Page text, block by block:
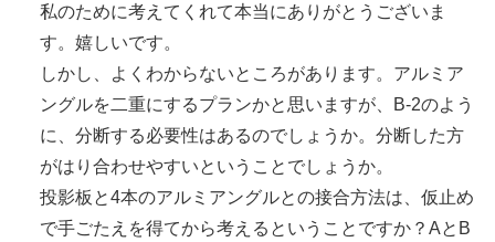
私のために考えてくれて本当にありがとうございま
す。嬉しいです。
しかし、よくわからないところがあります。アルミア
ングルを二重にするプランかと思いますが、B-2のよう
に、分断する必要性はあるのでしょうか。分断した方
がはり合わせやすいということでしょうか。
投影板と4本のアルミアングルとの接合方法は、仮止め
で手ごたえを得てから考えるということですか？AとB